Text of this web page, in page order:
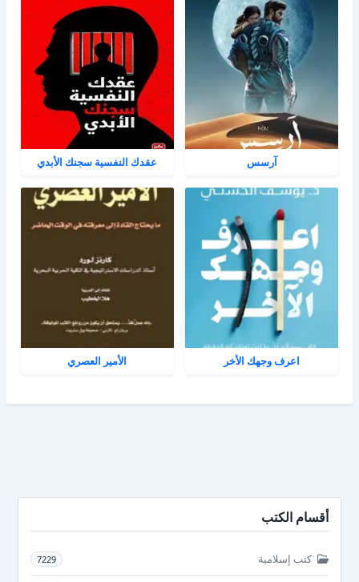
آرسس عقدك النفسية سجنك الأبدي
اعرف وجهك الأخر الأمير العصري
أقسام الكتب
كتب إسلامية 7229